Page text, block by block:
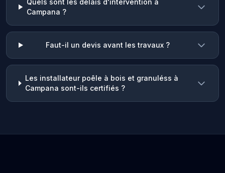
Quels sont les délais d'intervention à
Campana ?
Faut-il un devis avant les travaux ?
Les installateur poêle à bois et granuléss à
Campana sont-ils certifiés ?